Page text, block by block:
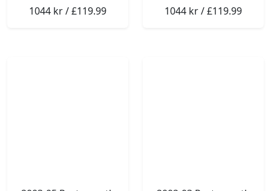
1044 kr / £119.99
1044 kr / £119.99